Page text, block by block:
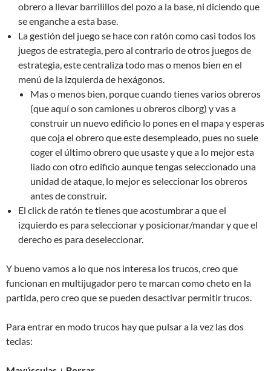
obrero a llevar barrilillos del pozo a la base, ni diciendo que
se enganche a esta base.
La gestión del juego se hace con ratón como casi todos los
juegos de estrategia, pero al contrario de otros juegos de
estrategia, este centraliza todo mas o menos bien en el
menú de la izquierda de hexágonos.
Mas o menos bien, porque cuando tienes varios obreros
(que aquí o son camiones u obreros ciborg) y vas a
construir un nuevo edificio lo pones en el mapa y esperas
que coja el obrero que este desempleado, pues no suele
coger el último obrero que usaste y que a lo mejor esta
liado con otro edificio aunque tengas seleccionado una
unidad de ataque, lo mejor es seleccionar los obreros
antes de construir.
El click de ratón te tienes que acostumbrar a que el
izquierdo es para seleccionar y posicionar/mandar y que el
derecho es para deseleccionar.
Y bueno vamos a lo que nos interesa los trucos, creo que
funcionan en multijugador pero te marcan como cheto en la
partida, pero creo que se pueden desactivar permitir trucos.
Para entrar en modo trucos hay que pulsar a la vez las dos
teclas: